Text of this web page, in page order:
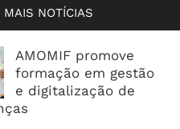
MAIS NOTÍCIAS
AMOMIF promove
formação em gestão
e digitalização de
após suspensão das
Bank pede ao
“saia do caminho” e